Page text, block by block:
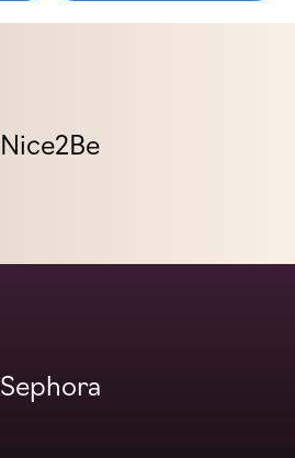
Nice2Be
Sephora